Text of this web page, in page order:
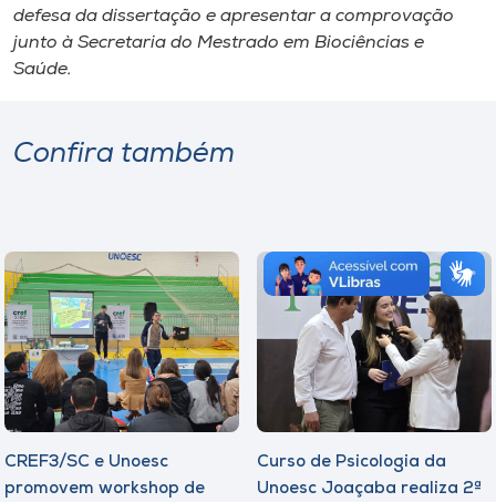
defesa da dissertação e apresentar a comprovação
junto à Secretaria do Mestrado em Biociências e
Saúde.
Confira também
CREF3/SC e Unoesc
promovem workshop de
Curso de Psicologia da
Unoesc Joaçaba realiza 2ª